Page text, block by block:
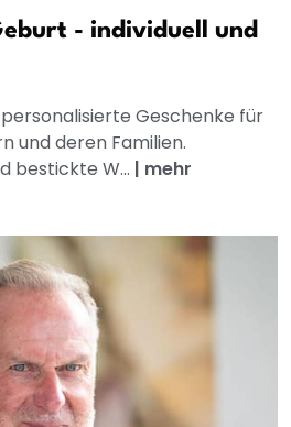
- individuell und
Geschenke für
und deren Familien.
bestickte W... | mehr